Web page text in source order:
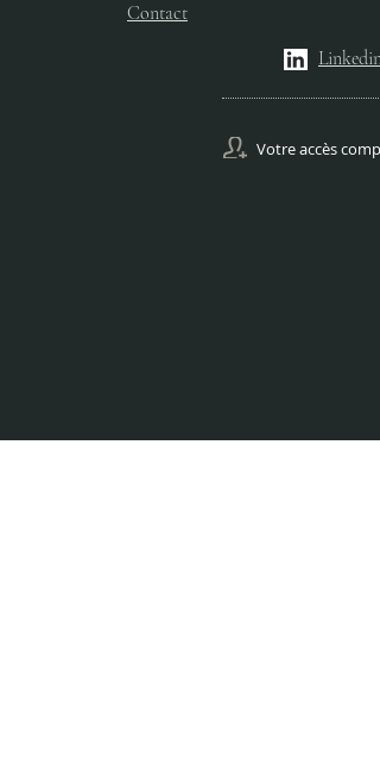
Contact
Linkedin
Votre accès